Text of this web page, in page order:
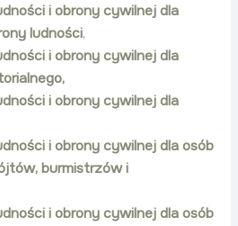
i obrony cywilnej dla
ludności,
i obrony cywilnej dla
i obrony cywilnej dla
i obrony cywilnej dla osób
burmistrzów i
i obrony cywilnej dla osób